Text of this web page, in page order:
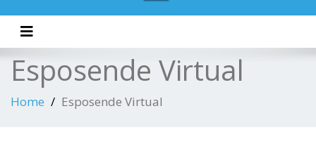
Toggle navigation
Esposende Virtual
Home Esposende Virtual